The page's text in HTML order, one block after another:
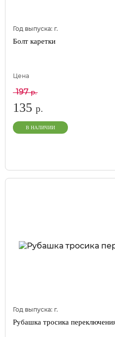
Год выпуска: г.
Болт каретки
Цена
197р.
135 р.
В НАЛИЧИИ
Год выпуска: г.
Рубашка тросика